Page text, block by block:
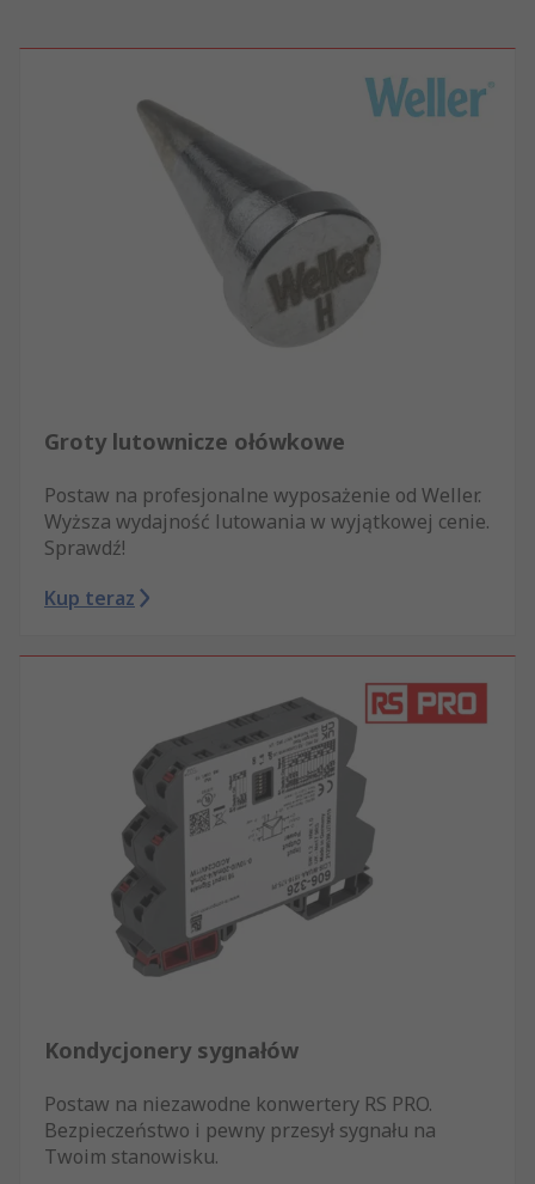
Groty lutownicze ołówkowe
Postaw na profesjonalne wyposażenie od Weller.
Wyższa wydajność lutowania w wyjątkowej cenie.
Sprawdź!
Kup teraz
Kondycjonery sygnałów
Postaw na niezawodne konwertery RS PRO.
Bezpieczeństwo i pewny przesył sygnału na
Twoim stanowisku.